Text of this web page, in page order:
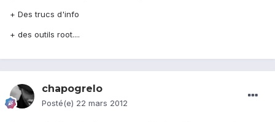
+ Des trucs d'info
+ des outils root....
chapogrelo
Posté(e) 22 mars 2012